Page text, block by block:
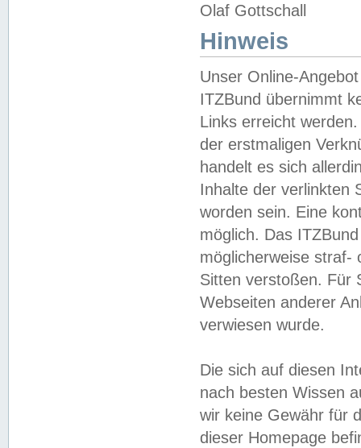
Olaf Gottschall
Hinweis
Unser Online-
ITZBund übernimmt
Links erreicht
der erstmaligen
handelt es sich
Inhalte der verlinkten
worden sein. Eine
möglich. Das
möglicherweise straf-
Sitten verstoßen. Für
Webseiten anderer
verwiesen wurde.
Die sich auf diesen
nach besten Wissen
wir keine Gewähr für
dieser Homepage